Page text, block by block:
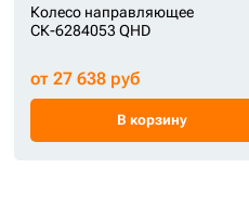
Колесо направляющее
СК-6284053 QHD
от 27 638 руб
В корзину